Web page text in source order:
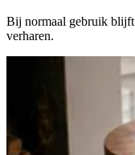
Bij normaal gebruik
verharen.